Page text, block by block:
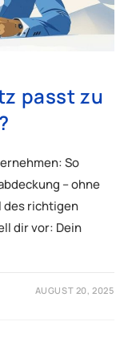
passt zu
So
– ohne
des richtigen
dir vor: Dein
AUGUST 20, 2025